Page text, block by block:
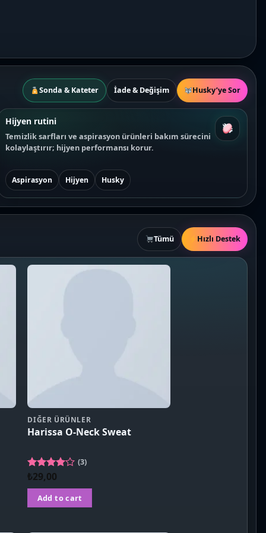
Sonda & Kateter İade & Değişim Husky’ye Sor
Hijyen rutini
Temizlik sarfları ve aspirasyon ürünleri bakım sürecini
kolaylaştırır; hijyen performansı korur.
Aspirasyon Hijyen Husky
Tümü Hızlı Destek
DIĞER ÜRÜNLER
Harissa O-Neck Sweat
Rated
of 5
(3)
₺29,00
Add to cart